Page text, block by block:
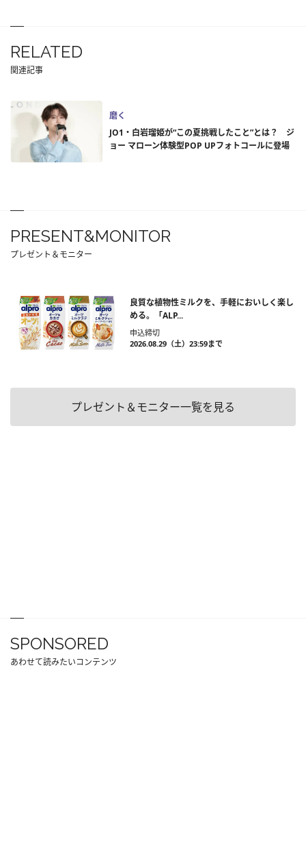
RELATED
関連記事
磨く
JO1・白岩瑠姫が“この夏挑戦したこと”とは？ ジ
ョー マローン体験型POP UPフォトコールに登場
PRESENT&MONITOR
プレゼント＆モニター
良質な植物性ミルクを、手軽においしく楽し
める。「ALP...
申込締切
2026.08.29（土）23:59まで
プレゼント＆モニター一覧を見る
SPONSORED
あわせて読みたいコンテンツ